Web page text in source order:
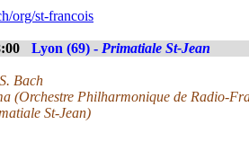
org/st-francois
Lyon (69) - Primatiale St-Jean
Bach
(Orchestre Philharmonique de Radio-
St-Jean)